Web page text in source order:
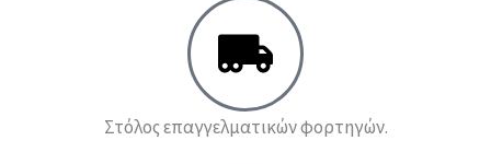
Στόλος επαγγελματικών φορτηγών.